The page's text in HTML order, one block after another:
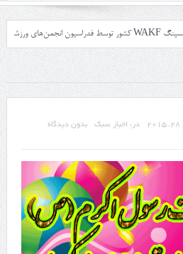
در: اخبار سبک
بدون دیدگاه